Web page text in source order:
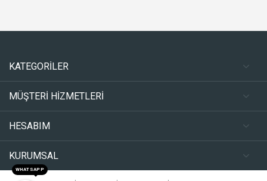
KATEGORİLER
MÜŞTERİ HİZMETLERİ
HESABIM
KURUMSAL
WHATSAPP